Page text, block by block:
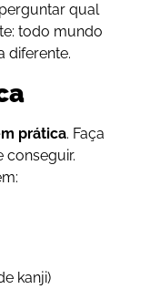
qual
todo mundo
diferente.
prática. Faça
conseguir.
kanji)